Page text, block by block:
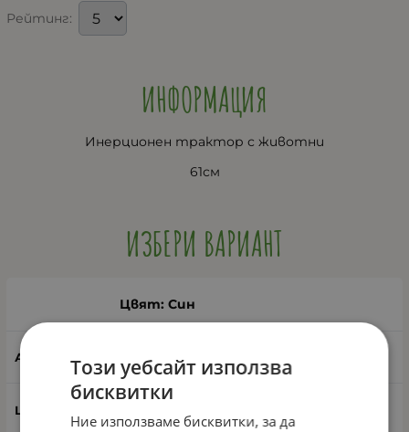
Рейтинг:
ИНФОРМАЦИЯ
Инерционен трактор с животни
61см
ИЗБЕРИ ВАРИАНТ
20949
Цвят: Син
Този уебсайт използва
бисквитки
Ние използваме бисквитки, за да